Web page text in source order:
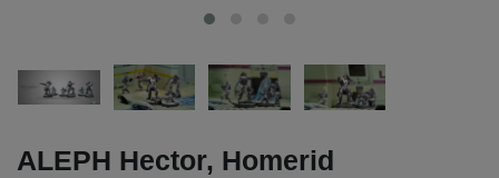
ALEPH Hector, Homerid